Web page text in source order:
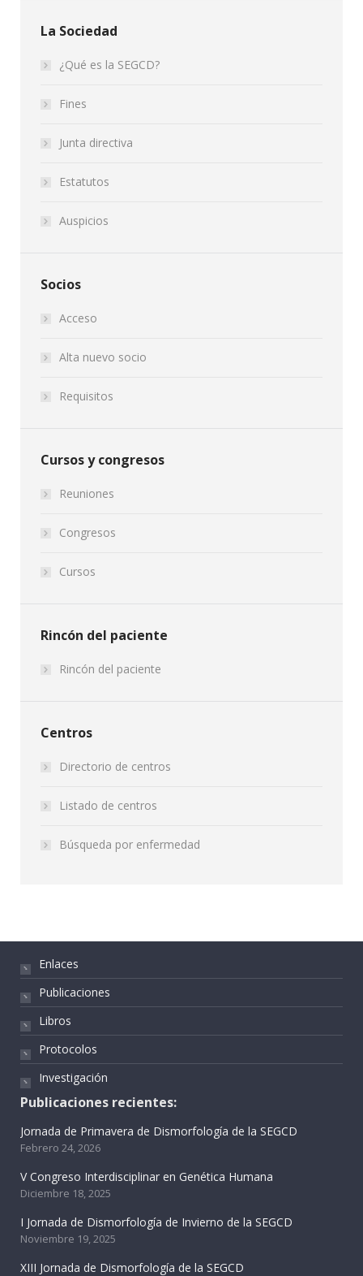
La Sociedad
¿Qué es la SEGCD?
Fines
Junta directiva
Estatutos
Auspicios
Socios
Acceso
Alta nuevo socio
Requisitos
Cursos y congresos
Reuniones
Congresos
Cursos
Rincón del paciente
Rincón del paciente
Centros
Directorio de centros
Listado de centros
Búsqueda por enfermedad
Enlaces
Publicaciones
Libros
Protocolos
Investigación
Publicaciones recientes:
Jornada de Primavera de Dismorfología de la SEGCD
Febrero 24, 2026
V Congreso Interdisciplinar en Genética Humana
Diciembre 18, 2025
I Jornada de Dismorfología de Invierno de la SEGCD
Noviembre 19, 2025
XIII Jornada de Dismorfología de la SEGCD